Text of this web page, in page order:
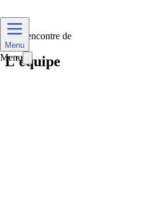
Menu
Menu
À la rencontre de
L'équipe